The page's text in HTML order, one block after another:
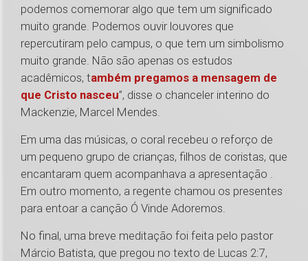
podemos comemorar algo que tem um significado
muito grande. Podemos ouvir louvores que
repercutiram pelo campus, o que tem um simbolismo
muito grande. Não são apenas os estudos
acadêmicos, também pregamos a mensagem de
que Cristo nasceu”, disse o chanceler interino do
Mackenzie, Marcel Mendes.
Em uma das músicas, o coral recebeu o reforço de
um pequeno grupo de crianças, filhos de coristas, que
encantaram quem acompanhava a apresentação .
Em outro momento, a regente chamou os presentes
para entoar a canção Ó Vinde Adoremos.
No final, uma breve meditação foi feita pelo pastor
Márcio Batista, que pregou no texto de Lucas 2:7,